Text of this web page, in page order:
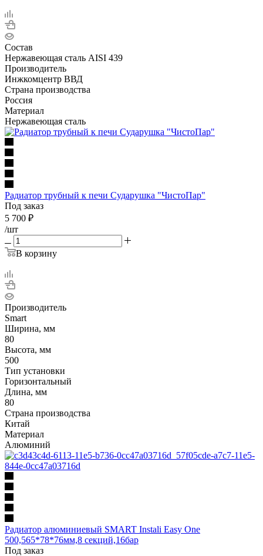
Состав
Нержавеющая сталь AISI 439
Производитель
Инжкомцентр ВВД
Страна производства
Россия
Материал
Нержавеющая сталь
Радиатор трубный к печи Сударушка "ЧистоПар"
Под заказ
5 700 ₽
/шт
В корзину
Производитель
Smart
Ширина, мм
80
Высота, мм
500
Тип установки
Горизонтальный
Длина, мм
80
Страна производства
Китай
Материал
Алюминий
Радиатор алюминиевый SMART Instali Easy One
500,565*78*76мм,8 секций,16бар
Под заказ